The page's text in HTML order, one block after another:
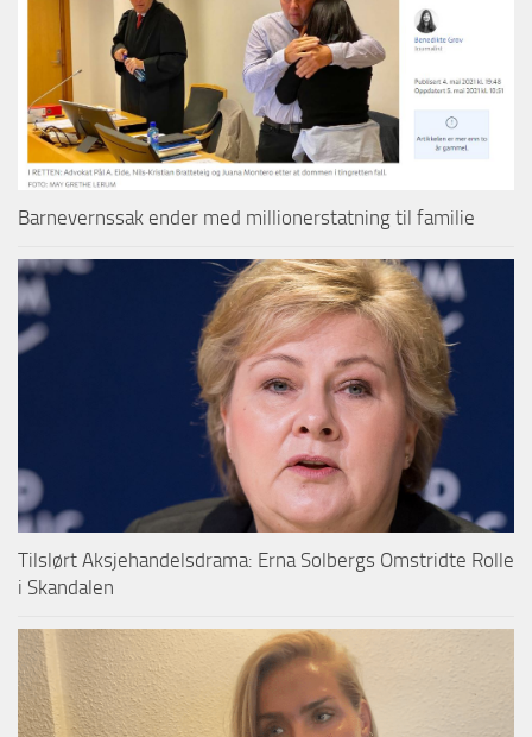
Barnevernssak ender med millionerstatning til familie
Tilslørt Aksjehandelsdrama: Erna Solbergs Omstridte Rolle
i Skandalen